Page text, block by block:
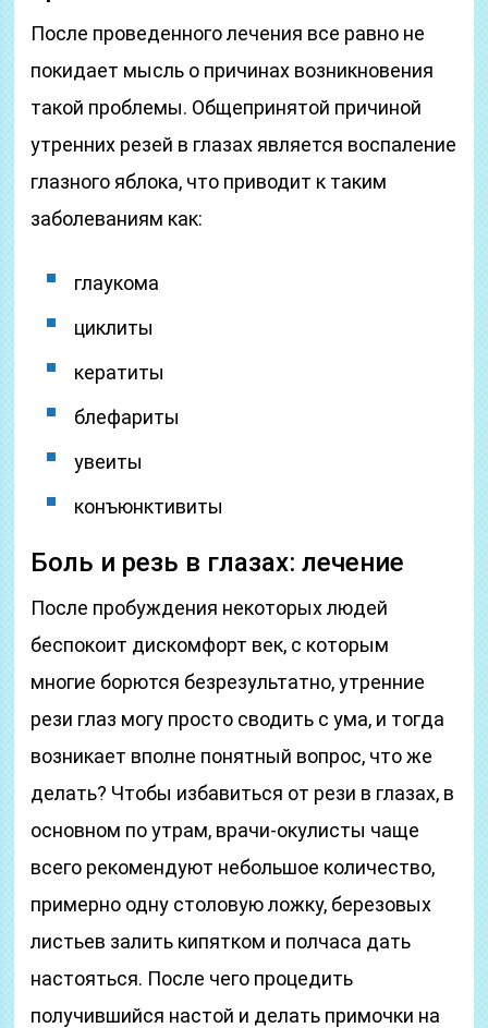
После проведенного лечения все равно не
покидает мысль о причинах возникновения
такой проблемы. Общепринятой причиной
утренних резей в глазах является воспаление
глазного яблока, что приводит к таким
заболеваниям как:
глаукома
циклиты
кератиты
блефариты
увеиты
конъюнктивиты
Боль и резь в глазах: лечение
После пробуждения некоторых людей
беспокоит дискомфорт век, с которым
многие борются безрезультатно, утренние
рези глаз могу просто сводить с ума, и тогда
возникает вполне понятный вопрос, что же
делать? Чтобы избавиться от рези в глазах, в
основном по утрам, врачи-окулисты чаще
всего рекомендуют небольшое количество,
примерно одну столовую ложку, березовых
листьев залить кипятком и полчаса дать
настояться. После чего процедить
получившийся настой и делать примочки на